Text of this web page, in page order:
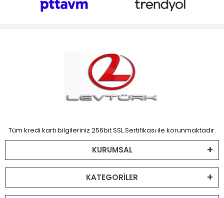
Tüm kredi kartı bilgileriniz 256bit SSL Sertifikası ile korunmaktadır.
KURUMSAL
KATEGORİLER